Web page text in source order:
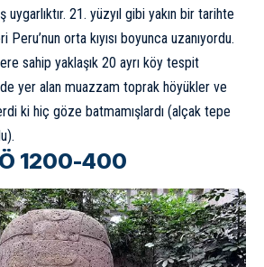
21. yüzyıl gibi yakın bir tarihte
orta kıyısı boyunca uzanıyordu.
sahip yaklaşık 20 ayrı köy tespit
yer alan muazzam toprak höyükler ve
ki hiç göze batmamışlardı (alçak tepe
1200-400